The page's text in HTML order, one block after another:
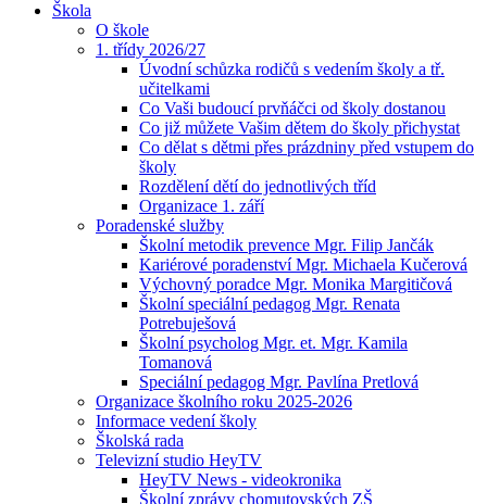
Škola
O škole
1. třídy 2026/27
Úvodní schůzka rodičů s vedením školy a tř.
učitelkami
Co Vaši budoucí prvňáčci od školy dostanou
Co již můžete Vašim dětem do školy přichystat
Co dělat s dětmi přes prázdniny před vstupem do
školy
Rozdělení dětí do jednotlivých tříd
Organizace 1. září
Poradenské služby
Školní metodik prevence Mgr. Filip Jančák
Kariérové poradenství Mgr. Michaela Kučerová
Výchovný poradce Mgr. Monika Margitičová
Školní speciální pedagog Mgr. Renata
Potrebuješová
Školní psycholog Mgr. et. Mgr. Kamila
Tomanová
Speciální pedagog Mgr. Pavlína Pretlová
Organizace školního roku 2025-2026
Informace vedení školy
Školská rada
Televizní studio HeyTV
HeyTV News - videokronika
Školní zprávy chomutovských ZŠ